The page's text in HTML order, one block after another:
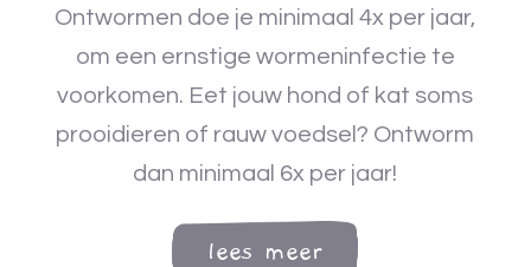
Ontwormen doe je minimaal 4x per jaar,
om een ernstige wormeninfectie te
voorkomen. Eet jouw hond of kat soms
prooidieren of rauw voedsel? Ontworm
dan minimaal 6x per jaar!
lees meer